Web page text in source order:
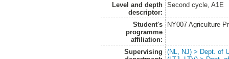
Level and depth
descriptor:
Second cycle, A1E
Student's
programme
affiliation:
NY007 Agriculture
Supervising
(NL, NJ) > Dept. of